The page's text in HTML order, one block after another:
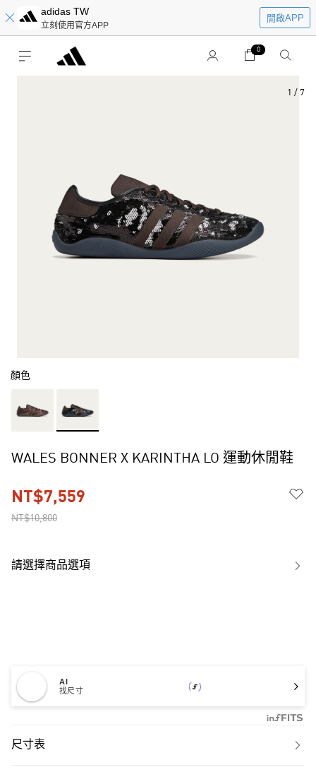
adidas TW
立刻使用官方APP
開啟APP
0
1 / 7
顏色
WALES BONNER X KARINTHA LO 運動休閒鞋
NT$10,800
NT$7,559
請選擇商品選項
AI
找尺寸
尺寸表